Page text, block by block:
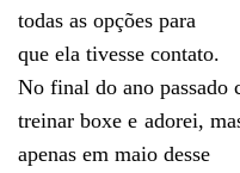
todas as opções para
que ela tivesse contato.
No final do ano passado
treinar boxe e adorei,
apenas em maio desse